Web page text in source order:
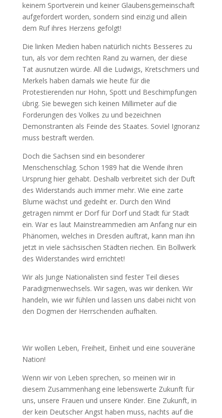
keinem Sportverein und keiner Glaubensgemeinschaft
aufgefordert worden, sondern sind einzig und allein
dem Ruf ihres Herzens gefolgt!
Die linken Medien haben natürlich nichts Besseres zu
tun, als vor dem rechten Rand zu warnen, der diese
Tat ausnutzen würde. All die Ludwigs, Kretschmers und
Merkels haben damals wie heute für die
Protestierenden nur Hohn, Spott und Beschimpfungen
übrig. Sie bewegen sich keinen Millimeter auf die
Forderungen des Volkes zu und bezeichnen
Demonstranten als Feinde des Staates. Soviel Ignoranz
muss bestraft werden.
Doch die Sachsen sind ein besonderer
Menschenschlag. Schon 1989 hat die Wende ihren
Ursprung hier gehabt. Deshalb verbreitet sich der Duft
des Widerstands auch immer mehr. Wie eine zarte
Blume wächst und gedeiht er. Durch den Wind
getragen nimmt er Dorf für Dorf und Stadt für Stadt
ein. War es laut Mainstreammedien am Anfang nur ein
Phänomen, welches in Dresden auftrat, kann man ihn
jetzt in viele sächsischen Städten riechen. Ein Bollwerk
des Widerstandes wird errichtet!
Wir als Junge Nationalisten sind fester Teil dieses
Paradigmenwechsels. Wir sagen, was wir denken. Wir
handeln, wie wir fühlen und lassen uns dabei nicht von
den Dogmen der Herrschenden aufhalten.
Wir wollen Leben, Freiheit, Einheit und eine souveräne
Nation!
Wenn wir von Leben sprechen, so meinen wir in
diesem Zusammenhang eine lebenswerte Zukunft für
uns, unsere Frauen und unsere Kinder. Eine Zukunft, in
der kein Deutscher Angst haben muss, nachts auf die